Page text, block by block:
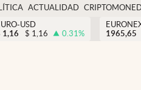
USA
ACTUALIDAD
USD
1,16 $ 1,16 0.31%
1965,65